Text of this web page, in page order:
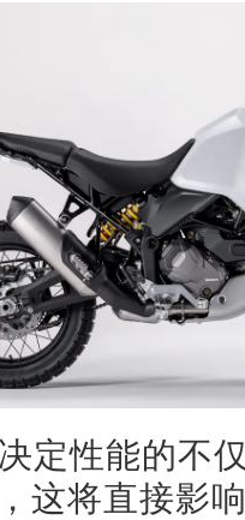
定性能的不
这将直接影